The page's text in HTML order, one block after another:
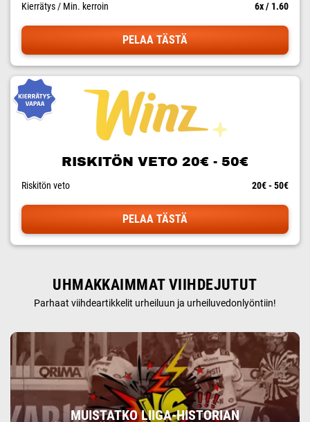
Kierrätys / Min. kerroin
6x / 1.60
PELAA TÄSTÄ
RISKITÖN VETO 20€ - 50€
Riskitön veto 20€ - 50€
PELAA TÄSTÄ
UHMAKKAIMMAT VIIHDEJUTUT
Parhaat viihdeartikkelit urheiluun ja urheiluvedonlyöntiin!
MUISTATKO LIIGA-HISTORIAN